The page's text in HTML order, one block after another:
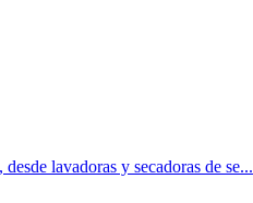
lavadoras y secadoras de se...